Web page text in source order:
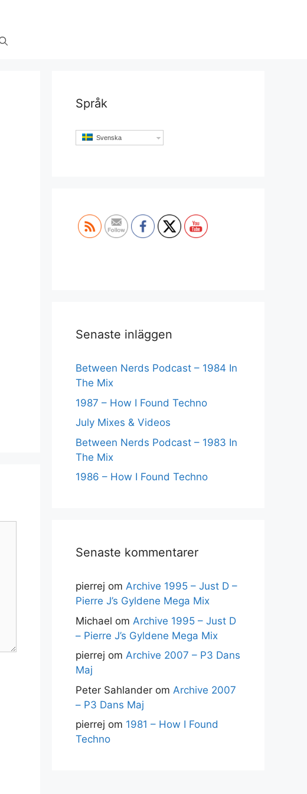
Språk
Svenska
Senaste inläggen
Between Nerds Podcast – 1984 In
The Mix
1987 – How I Found Techno
July Mixes & Videos
Between Nerds Podcast – 1983 In
The Mix
1986 – How I Found Techno
Senaste kommentarer
pierrej om Archive 1995 – Just D –
Pierre J’s Gyldene Mega Mix
Michael om Archive 1995 – Just D
– Pierre J’s Gyldene Mega Mix
pierrej om Archive 2007 – P3 Dans
Maj
Peter Sahlander om Archive 2007
– P3 Dans Maj
pierrej om 1981 – How I Found
Techno